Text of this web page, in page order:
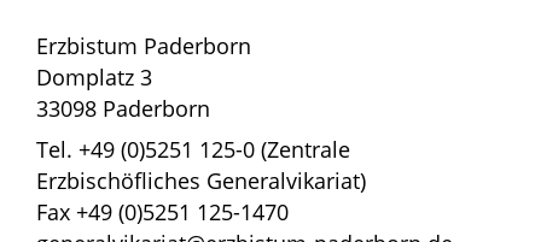
Erzbistum Paderborn
Domplatz 3
33098 Paderborn
Tel. +49 (0)5251 125-0 (Zentrale
Erzbischöfliches Generalvikariat)
Fax +49 (0)5251 125-1470